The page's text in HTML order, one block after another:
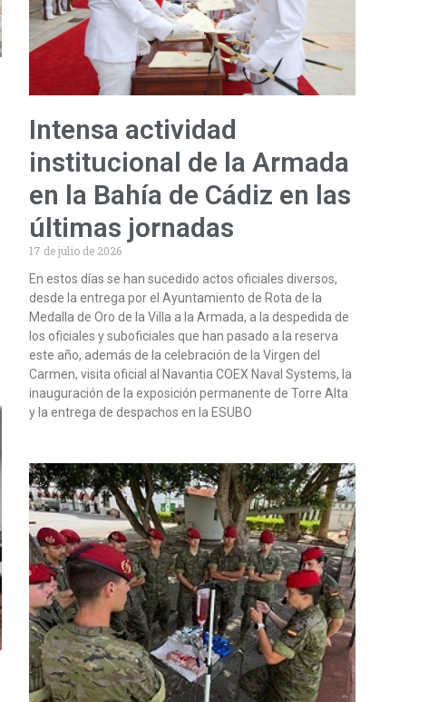
Intensa actividad
institucional de la Armada
en la Bahía de Cádiz en las
últimas jornadas
17 de julio de 2026
En estos días se han sucedido actos oficiales diversos,
desde la entrega por el Ayuntamiento de Rota de la
Medalla de Oro de la Villa a la Armada, a la despedida de
los oficiales y suboficiales que han pasado a la reserva
este año, además de la celebración de la Virgen del
Carmen, visita oficial al Navantia COEX Naval Systems, la
inauguración de la exposición permanente de Torre Alta
y la entrega de despachos en la ESUBO